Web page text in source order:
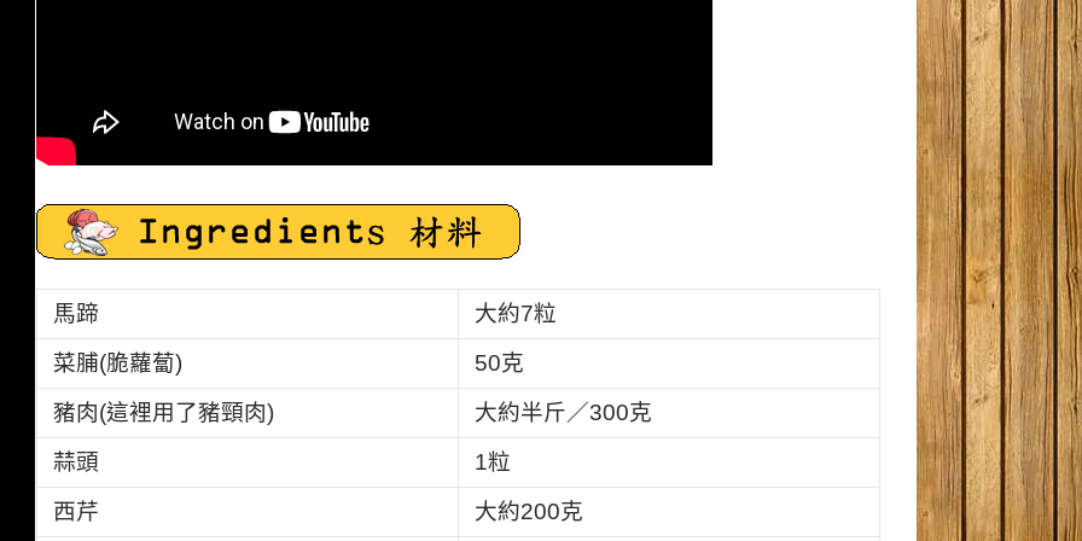
馬蹄
大約7粒
菜脯(脆蘿蔔)
50克
豬肉(這裡用了豬頸肉)
大約半斤／300克
蒜頭
1粒
西芹
大約200克